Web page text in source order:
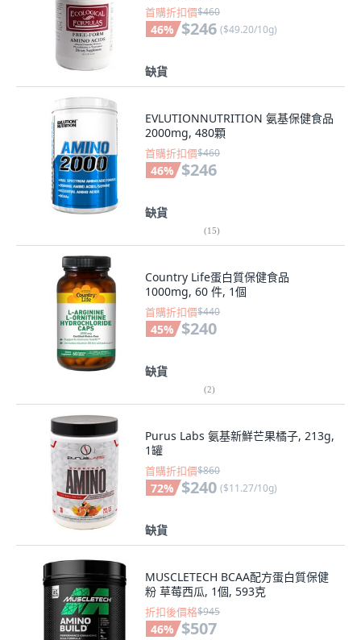
首購折扣價$460
46% $246 ($49.20/10g)
缺貨
EVLUTIONNUTRITION 氨基保健食品
2000mg, 480顆
首購折扣價$460
46% $246
缺貨
(15)
Country Life蛋白質保健食品
1000mg, 60 件, 1個
首購折扣價$440
45% $240
缺貨
(2)
Purus Labs 氨基新鮮芒果橘子, 213g,
1罐
首購折扣價$860
72% $240 ($11.27/10g)
缺貨
MUSCLETECH BCAA配方蛋白質保健
粉 草莓西瓜, 1個, 593克
折扣後價格$945
46% $507